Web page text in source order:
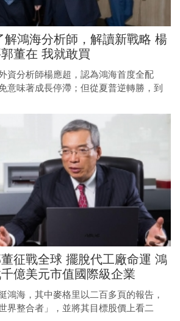
解鴻海分析師，解讀新戰略 楊
董在 我就敢買
資分析師楊應超，認為鴻海首度全配
意味著成長停滯；但從夏普逆轉勝，到
征戰全球 擺脫代工廠命運 鴻
億美元市值國際級企業
鴻海，其中麥格里以二百多頁的報告，
界整合者」，並將其目標股價上看二